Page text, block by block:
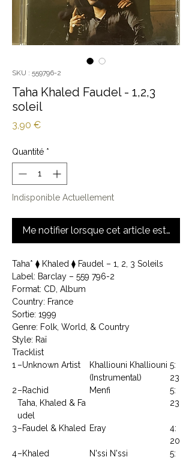
SKU : 559796-2
Taha Khaled Faudel - 1,2,3
soleil
3,90 €Prix
Quantité *
Indisponible Actuellement
Me notifier lorsque cet article est
Taha* ⧫ Khaled ⧫ Faudel ‎– 1, 2, 3 Soleils
Label: Barclay ‎– 559 796-2
Format: CD, Album
Country: France
Sortie: 1999
Genre: Folk, World, & Country
Style: Raï
Tracklist
1 –Unknown Artist
Khalliouni Khalliouni
(Instrumental)
5:
23
2–Rachid
Taha, Khaled & Fa
udel
Menfi
5:
23
3–Faudel & Khaled Eray
4:
20
4–Khaled N'ssi N'ssi
5: